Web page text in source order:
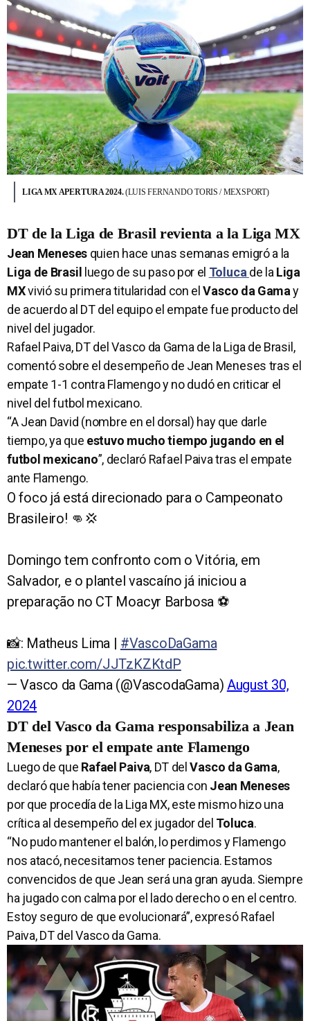
LIGA MX APERTURA 2024.(LUIS FERNANDO TORIS / MEXSPORT)
DT de la Liga de Brasil revienta a la Liga MX
Jean Meneses quien hace unas semanas emigró a la
Liga de Brasil luego de su paso por el Toluca de la Liga
MXvivió su primera titularidad con elVasco da Gamay
de acuerdo al DT del equipo el empate fue producto del
nivel del jugador.
Rafael Paiva, DT del Vasco da Gama de la Liga de Brasil,
comentó sobre el desempeño de Jean Meneses tras el
empate 1-1 contra Flamengo y no dudó en criticar el
nivel del futbol mexicano.
“A Jean David (nombre en el dorsal) hay que darle
tiempo, ya que estuvo mucho tiempo jugando en el
futbol mexicano”, declaró Rafael Paiva tras el empate
ante Flamengo.
O foco já está direcionado para o Campeonato
Brasileiro! 👊💢
Domingo tem confronto com o Vitória, em
Salvador, e o plantel vascaíno já iniciou a
preparação no CT Moacyr Barbosa ⚽️
📸: Matheus Lima | #VascoDaGama
pic.twitter.com/JJTzKZKtdP
— Vasco da Gama (@VascodaGama) August 30,
2024
DT del Vasco da Gama responsabiliza a Jean
Meneses por el empate ante Flamengo
Luego de que Rafael Paiva, DT delVasco da Gama,
declaró que había tener paciencia con Jean Meneses
por que procedía de la Liga MX, este mismo hizo una
crítica al desempeño del ex jugador del Toluca.
“No pudo mantener el balón, lo perdimos y Flamengo
nos atacó, necesitamos tener paciencia. Estamos
convencidos de que Jean será una gran ayuda. Siempre
ha jugado con calma por el lado derecho o en el centro.
Estoy seguro de que evolucionará”, expresó Rafael
Paiva, DT del Vasco da Gama.